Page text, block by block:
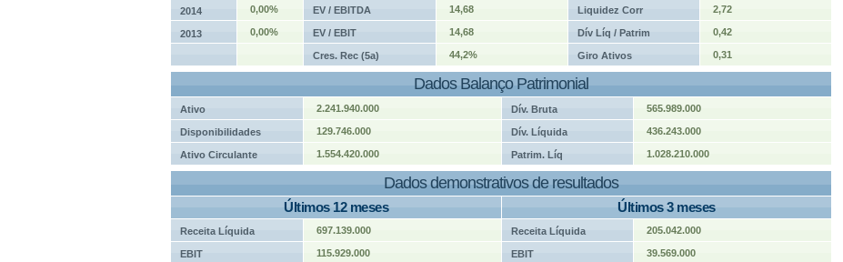
2014 0,00% EV / EBITDA 14,68 Liquidez Corr 2,72
2013 0,00% EV / EBIT 14,68 Dív Líq / Patrim 0,42
Cres. Rec (5a) 44,2% Giro Ativos 0,31
Dados Balanço Patrimonial
Ativo 2.241.940.000 Dív. Bruta 565.989.000
Disponibilidades 129.746.000 Dív. Líquida 436.243.000
Ativo Circulante 1.554.420.000 Patrim. Líq 1.028.210.000
Dados demonstrativos de resultados
Últimos 12 meses Últimos 3 meses
Receita Líquida 697.139.000 Receita Líquida 205.042.000
EBIT 115.929.000 EBIT 39.569.000